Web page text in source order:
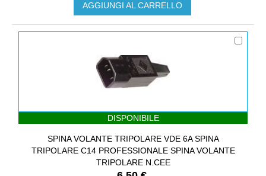
AGGIUNGI AL CARRELLO
DISPONIBILE
SPINA VOLANTE TRIPOLARE VDE 6A SPINA
TRIPOLARE C14 PROFESSIONALE SPINA VOLANTE
TRIPOLARE N.CEE